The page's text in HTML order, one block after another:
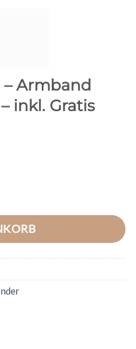
– Armband
inkl. Gratis
rhodiniert - inkl. Gratis